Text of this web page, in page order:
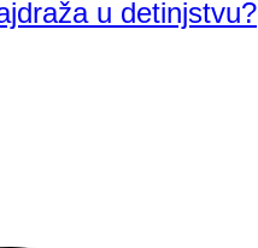
u detinjstvu?